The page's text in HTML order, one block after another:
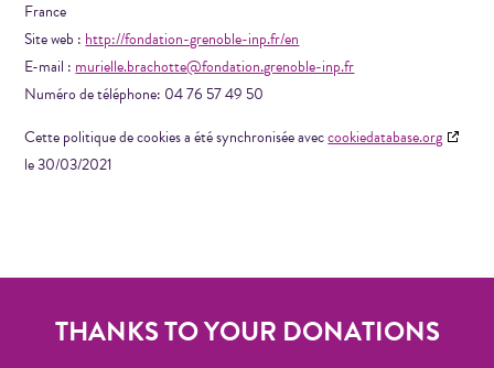
France
Site web : http://fondation-grenoble-inp.fr/en
E-mail : murielle.brachotte@fondation.grenoble-inp.fr
Numéro de téléphone: 04 76 57 49 50
Cette politique de cookies a été synchronisée aveccookiedatabase.org
le 30/03/2021
THANKS TO YOUR DONATIONS